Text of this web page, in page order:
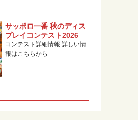
サッポロ一番 秋のディス
プレイコンテスト2026
コンテスト詳細情報 詳しい情
報はこちらから